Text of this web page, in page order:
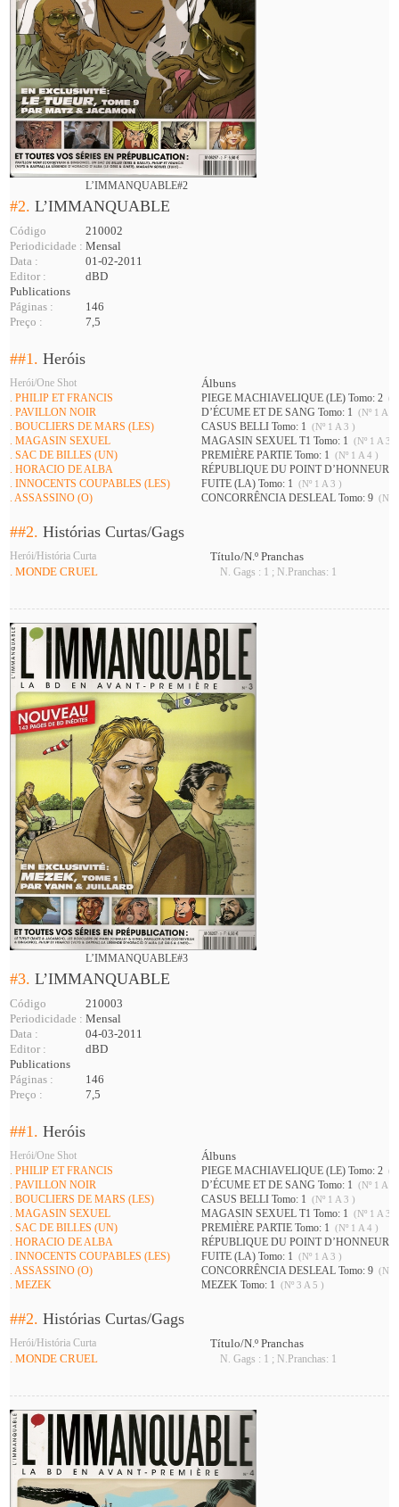
L’IMMANQUABLE#2
#2.L’IMMANQUABLE
Código
210002
Periodicidade : Mensal
Data :
01-02-2011
Editor :
dBD
Publications
Páginas :
146
Preço :
7,5
##1.Heróis
Herói/One Shot Álbuns
. PHILIP ET FRANCIS PIEGE MACHIAVELIQUE (LE) Tomo: 2
. PAVILLON NOIR D’ÉCUME ET DE SANG Tomo: 1 (Nº 1 A 3
. BOUCLIERS DE MARS (LES) CASUS BELLI Tomo: 1 (Nº 1 A 3 )
. MAGASIN SEXUEL MAGASIN SEXUEL T1 Tomo: 1 (Nº 1 A 3 )
. SAC DE BILLES (UN) PREMIÈRE PARTIE Tomo: 1 (Nº 1 A 4 )
. HORACIO DE ALBA
RÉPUBLIQUE DU POINT D’HONNEUR
. INNOCENTS COUPABLES (LES)
FUITE (LA) Tomo: 1 (Nº 1 A 3 )
. ASSASSINO (O) CONCORRÊNCIA DESLEAL Tomo: 9 (Nº
##2.Histórias Curtas/Gags
Herói/História Curta
Título/N.º Pranchas
. MONDE CRUEL
N. Gags : 1 ; N.Pranchas: 1
L’IMMANQUABLE#3
#3.L’IMMANQUABLE
Código
210003
Periodicidade : Mensal
Data :
04-03-2011
Editor :
dBD
Publications
Páginas :
146
Preço :
7,5
##1.Heróis
Herói/One Shot Álbuns
. PHILIP ET FRANCIS PIEGE MACHIAVELIQUE (LE) Tomo: 2
. PAVILLON NOIR D’ÉCUME ET DE SANG Tomo: 1 (Nº 1 A 3
. BOUCLIERS DE MARS (LES) CASUS BELLI Tomo: 1 (Nº 1 A 3 )
. MAGASIN SEXUEL MAGASIN SEXUEL T1 Tomo: 1 (Nº 1 A 3 )
. SAC DE BILLES (UN) PREMIÈRE PARTIE Tomo: 1 (Nº 1 A 4 )
. HORACIO DE ALBA
RÉPUBLIQUE DU POINT D’HONNEUR
. INNOCENTS COUPABLES (LES)
FUITE (LA) Tomo: 1 (Nº 1 A 3 )
. ASSASSINO (O) CONCORRÊNCIA DESLEAL Tomo: 9 (Nº
. MEZEK MEZEK Tomo: 1 (Nº 3 A 5 )
##2.Histórias Curtas/Gags
Herói/História Curta
Título/N.º Pranchas
. MONDE CRUEL
N. Gags : 1 ; N.Pranchas: 1